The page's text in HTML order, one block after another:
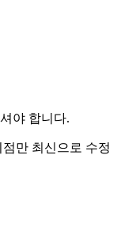
야 합니다.
만 최신으로 수정